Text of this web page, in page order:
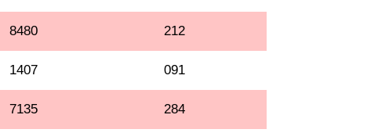
8480 212
1407 091
7135 284